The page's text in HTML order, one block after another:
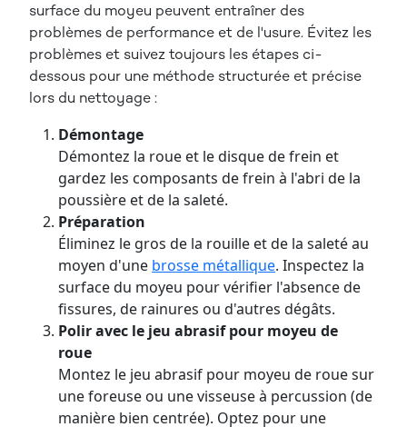
surface du moyeu peuvent entraîner des
problèmes de performance et de l'usure. Évitez les
problèmes et suivez toujours les étapes ci-
dessous pour une méthode structurée et précise
lors du nettoyage :
Démontage
Démontez la roue et le disque de frein et
gardez les composants de frein à l'abri de la
poussière et de la saleté.
Préparation
Éliminez le gros de la rouille et de la saleté au
moyen d'une brosse métallique. Inspectez la
surface du moyeu pour vérifier l'absence de
fissures, de rainures ou d'autres dégâts.
Polir avec le jeu abrasif pour moyeu de
roue
Montez le jeu abrasif pour moyeu de roue sur
une foreuse ou une visseuse à percussion (de
manière bien centrée). Optez pour une